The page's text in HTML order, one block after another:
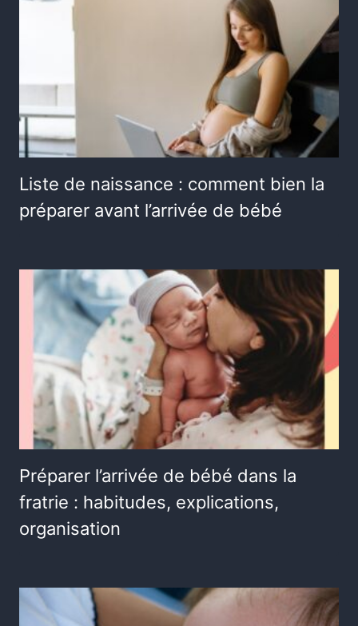
Liste de naissance : comment bien la
préparer avant l’arrivée de bébé
Préparer l’arrivée de bébé dans la
fratrie : habitudes, explications,
organisation